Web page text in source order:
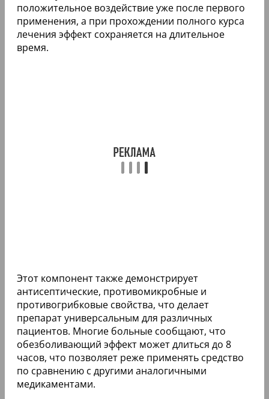
положительное воздействие уже после первого
применения, а при прохождении полного курса
лечения эффект сохраняется на длительное
время.
Этот компонент также демонстрирует
антисептические, противомикробные и
противогрибковые свойства, что делает
препарат универсальным для различных
пациентов. Многие больные сообщают, что
обезболивающий эффект может длиться до 8
часов, что позволяет реже применять средство
по сравнению с другими аналогичными
медикаментами.